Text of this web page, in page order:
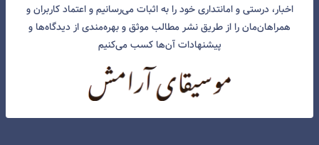
اخبار، درستی و امانتداری خود را به اثبات می‌رسانیم و اعتماد کاربران و
همراهان‌مان را از طریق نشر مطالب موثق و بهره‌مندی از دیدگاه‌ها و
پیشنهادات آن‌ها کسب می‌کنیم